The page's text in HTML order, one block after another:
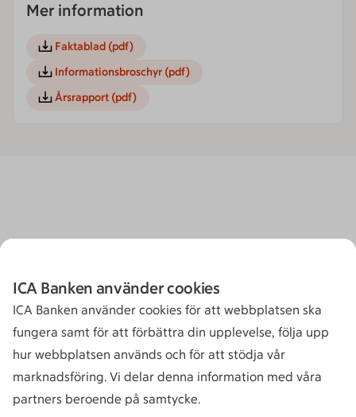
Mer information
Faktablad (pdf)
Informationsbroschyr (pdf)
Årsrapport (pdf)
ICA Banken använder cookies
ICA Banken använder cookies för att webbplatsen ska
fungera samt för att förbättra din upplevelse, följa upp
hur webbplatsen används och för att stödja vår
marknadsföring. Vi delar denna information med våra
partners beroende på samtycke.